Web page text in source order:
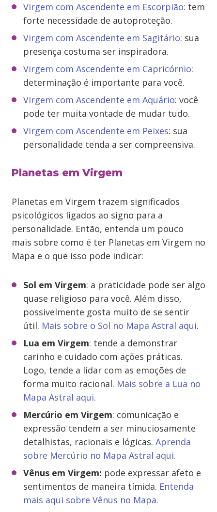
Virgem com Ascendente em Escorpião: tem
forte necessidade de autoproteção.
Virgem com Ascendente em Sagitário: sua
presença costuma ser inspiradora.
Virgem com Ascendente em Capricórnio:
determinação é importante para você.
Virgem com Ascendente em Aquário: você
pode ter muita vontade de mudar tudo.
Virgem com Ascendente em Peixes: sua
personalidade tenda a ser compreensiva.
Planetas em Virgem
Planetas em Virgem trazem significados
psicológicos ligados ao signo para a
personalidade. Então, entenda um pouco
mais sobre como é ter Planetas em Virgem no
Mapa e o que isso pode indicar:
Sol em Virgem: a praticidade pode ser algo
quase religioso para você. Além disso,
possivelmente gosta muito de se sentir
útil. Mais sobre o Sol no Mapa Astral aqui.
Lua em Virgem: tende a demonstrar
carinho e cuidado com ações práticas.
Logo, tende a lidar com as emoções de
forma muito racional. Mais sobre a Lua no
Mapa Astral aqui.
Mercúrio em Virgem: comunicação e
expressão tendem a ser minuciosamente
detalhistas, racionais e lógicas. Aprenda
sobre Mercúrio no Mapa Astral aqui.
Vênus em Virgem: pode expressar afeto e
sentimentos de maneira tímida. Entenda
mais aqui sobre Vênus no Mapa.